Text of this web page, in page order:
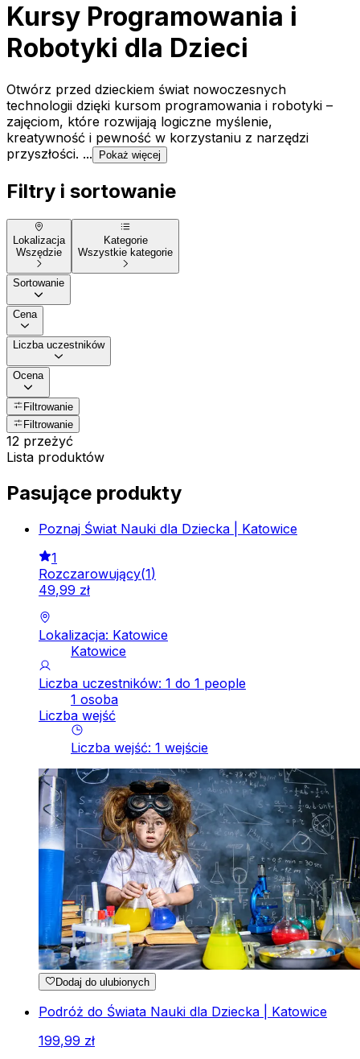
Kursy Programowania i
Robotyki dla Dzieci
Otwórz przed dzieckiem świat nowoczesnych
technologii dzięki kursom programowania i robotyki –
zajęciom, które rozwijają logiczne myślenie,
kreatywność i pewność w korzystaniu z narzędzi
przyszłości. ...
Pokaż więcej
Filtry i sortowanie
Lokalizacja
Wszędzie
Kategorie
Wszystkie kategorie
Sortowanie
Cena
Liczba uczestników
Ocena
Filtrowanie
Filtrowanie
12 przeżyć
Lista produktów
Pasujące produkty
Poznaj Świat Nauki dla Dziecka | Katowice
1
Rozczarowujący(1)
49,99 zł
Lokalizacja: Katowice
Katowice
Liczba uczestników: 1 do 1 people
1 osoba
Liczba wejść
Liczba wejść: 1 wejście
Dodaj do ulubionych
Podróż do Świata Nauki dla Dziecka | Katowice
199,99 zł